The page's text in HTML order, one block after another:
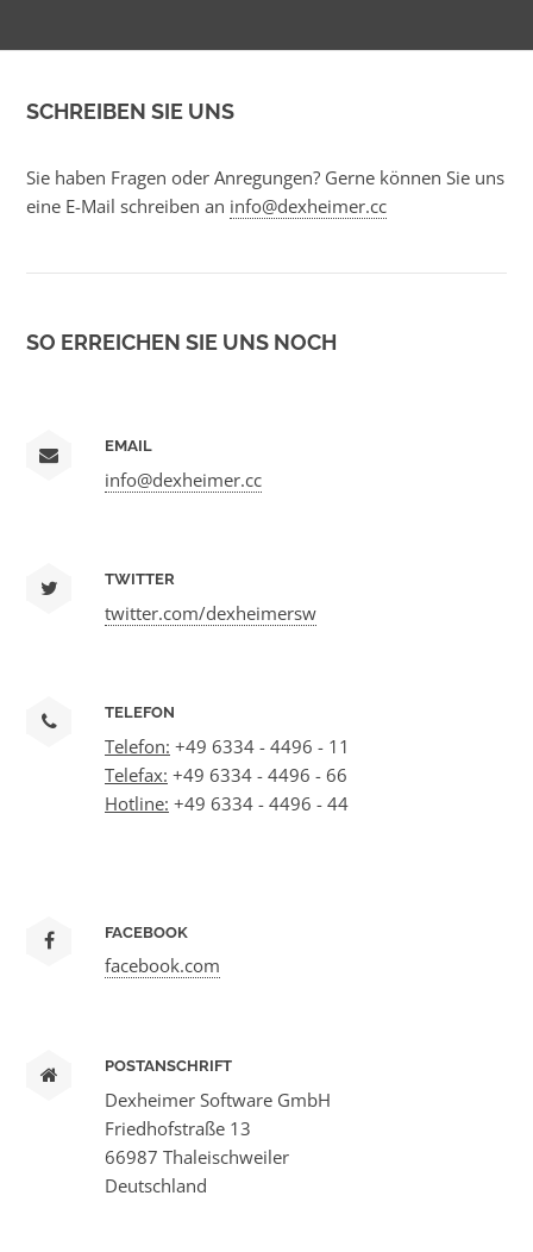
SCHREIBEN SIE UNS
Sie haben Fragen oder Anregungen? Gerne können Sie uns
eine E-Mail schreiben an info@dexheimer.cc
SO ERREICHEN SIE UNS NOCH
EMAIL
info@dexheimer.cc
TWITTER
twitter.com/dexheimersw
TELEFON
Telefon: +49 6334 - 4496 - 11
Telefax: +49 6334 - 4496 - 66
Hotline: +49 6334 - 4496 - 44
FACEBOOK
facebook.com
POSTANSCHRIFT
Dexheimer Software GmbH
Friedhofstraße 13
66987 Thaleischweiler
Deutschland